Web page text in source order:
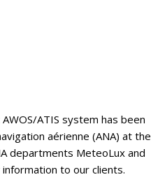
ATIS system has been
aérienne (ANA) at the
departments MeteoLux and
to our clients.